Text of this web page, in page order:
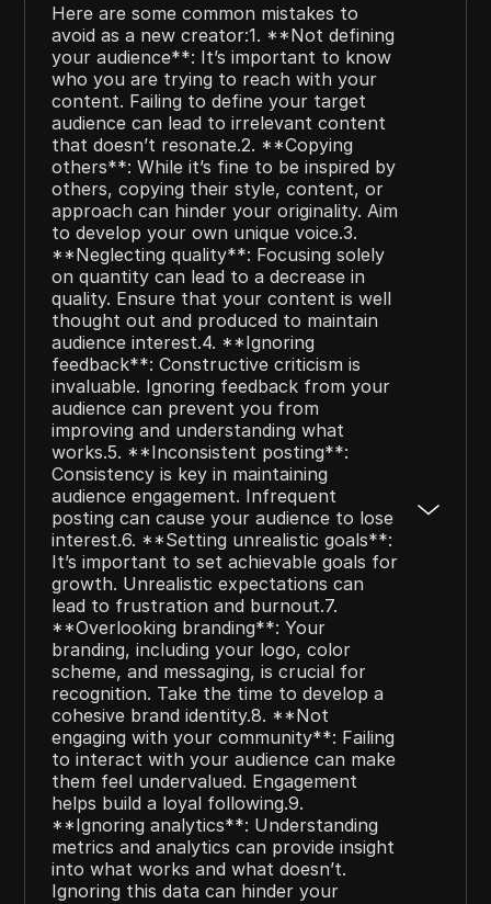
Here are some common mistakes to
avoid as a new creator:1. **Not defining
your audience**: It’s important to know
who you are trying to reach with your
content. Failing to define your target
audience can lead to irrelevant content
that doesn’t resonate.2. **Copying
others**: While it’s fine to be inspired by
others, copying their style, content, or
approach can hinder your originality. Aim
to develop your own unique voice.3.
**Neglecting quality**: Focusing solely
on quantity can lead to a decrease in
quality. Ensure that your content is well
thought out and produced to maintain
audience interest.4. **Ignoring
feedback**: Constructive criticism is
invaluable. Ignoring feedback from your
audience can prevent you from
improving and understanding what
works.5. **Inconsistent posting**:
Consistency is key in maintaining
audience engagement. Infrequent
posting can cause your audience to lose
interest.6. **Setting unrealistic goals**:
It’s important to set achievable goals for
growth. Unrealistic expectations can
lead to frustration and burnout.7.
**Overlooking branding**: Your
branding, including your logo, color
scheme, and messaging, is crucial for
recognition. Take the time to develop a
cohesive brand identity.8. **Not
engaging with your community**: Failing
to interact with your audience can make
them feel undervalued. Engagement
helps build a loyal following.9.
**Ignoring analytics**: Understanding
metrics and analytics can provide insight
into what works and what doesn’t.
Ignoring this data can hinder your